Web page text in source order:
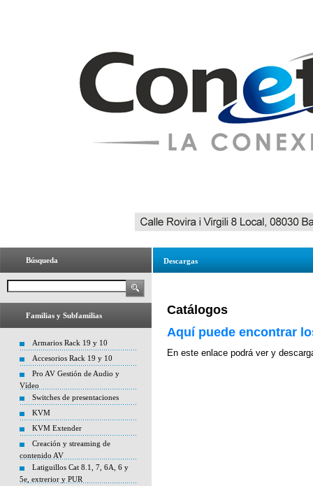
Búsqueda
Familias y Subfamilias
Armarios Rack 19 y 10
Accesorios Rack 19 y 10
Pro AV Gestión de Audio y
Vídeo
Switches de presentaciones
KVM
KVM Extender
Creación y streaming de
contenido AV
Latiguillos Cat 8.1, 7, 6A, 6 y
5e, extrerior y PUR
Descargas
Catálogos
Aquí puede encontrar
En este enlace podrá ver y